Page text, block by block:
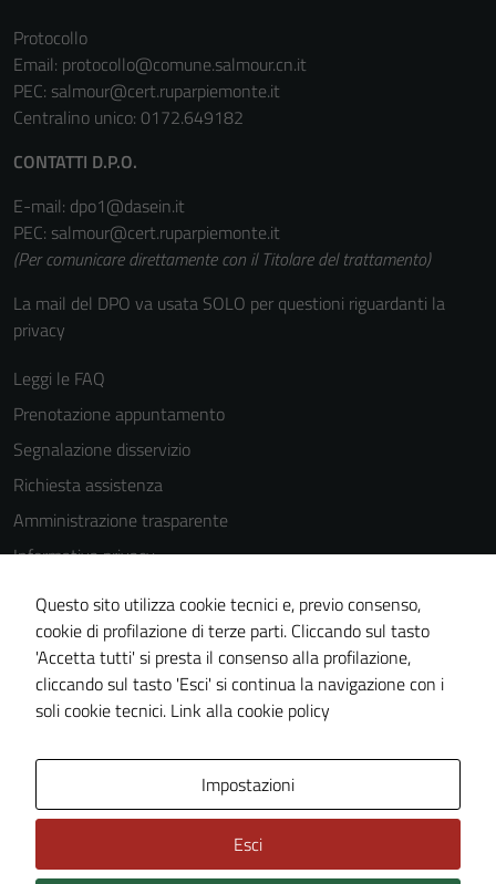
Protocollo
Email: protocollo@comune.salmour.cn.it
PEC: salmour@cert.ruparpiemonte.it
Centralino unico: 0172.649182
CONTATTI D.P.O.
E-mail: dpo1@dasein.it
PEC: salmour@cert.ruparpiemonte.it
(Per comunicare direttamente con il Titolare del trattamento)
La mail del DPO va usata SOLO per questioni riguardanti la
privacy
Leggi le FAQ
Prenotazione appuntamento
Segnalazione disservizio
Richiesta assistenza
Amministrazione trasparente
Informativa privacy
Cookie Policy
Note legali
Dichiarazione di accessibilità
Piano di miglioramento del sito
Questo sito utilizza cookie tecnici e, previo consenso,
cookie di profilazione di terze parti. Cliccando sul tasto
'Accetta tutti' si presta il consenso alla profilazione,
cliccando sul tasto 'Esci' si continua la navigazione con i
soli cookie tecnici. Link alla cookie policy
Impostazioni
Esci
Tecnici
Questi cookie
per il
funzionamento